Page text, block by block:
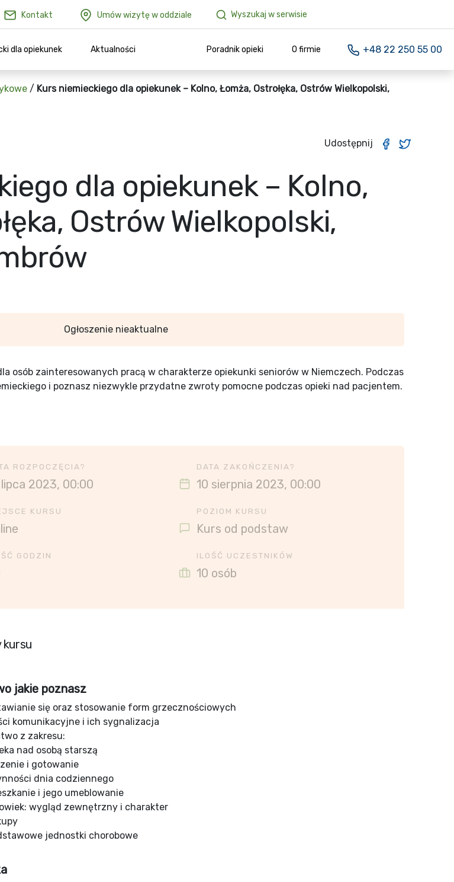
Kontakt Umów wizytę w oddziale Wyszukaj w serwisie
dla opiekunek Aktualności Poradnik opieki O firmie +48 22 250 55 00
/ Kurs niemieckiego dla opiekunek – Kolno, Łomża, Ostrołęka, Ostrów Wielkopolski,
Udostępnij
dla opiekunek – Kolno,
Ostrów Wielkopolski,
Ogłoszenie nieaktualne
osób zainteresowanych pracą w charakterze opiekunki seniorów w Niemczech. Podczas
i poznasz niezwykle przydatne zwroty pomocne podczas opieki nad pacjentem.
ROZPOCZĘCIA?
lipca 2023, 00:00
DATA ZAKOŃCZENIA?
10 sierpnia 2023, 00:00
KURSU POZIOM KURSU
Kurs od podstaw
GODZIN ILOŚĆ UCZESTNIKÓW
10 osób
kursu
jakie poznasz
się oraz stosowanie form grzecznościowych
komunikacyjne i ich sygnalizacja
z zakresu:
nad osobą starszą
i gotowanie
dnia codziennego
i jego umeblowanie
wygląd zewnętrzny i charakter
jednostki chorobowe